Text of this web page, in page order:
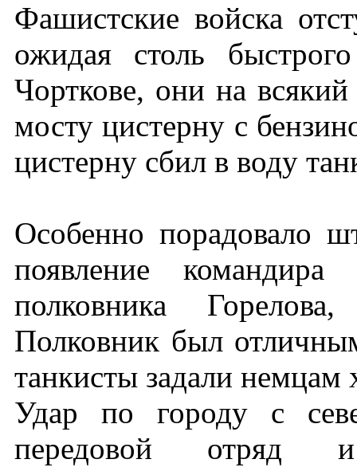
Фашистские войска
ожидая столь
Чорткове, они на
мосту цистерну с
цистерну сбил в воду
Особенно порадовало
появление командира
полковника
Полковник был
танкисты задали
Удар по городу с
передовой